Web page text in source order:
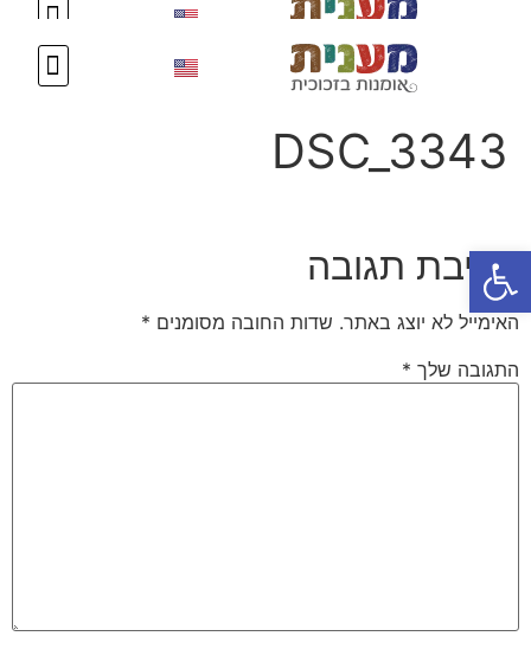
DSC_3343
כתיבת תגובה
האימייל לא יוצג באתר. שדות החובה מסומנים *
התגובה שלך *
פתח סרגל נגישות